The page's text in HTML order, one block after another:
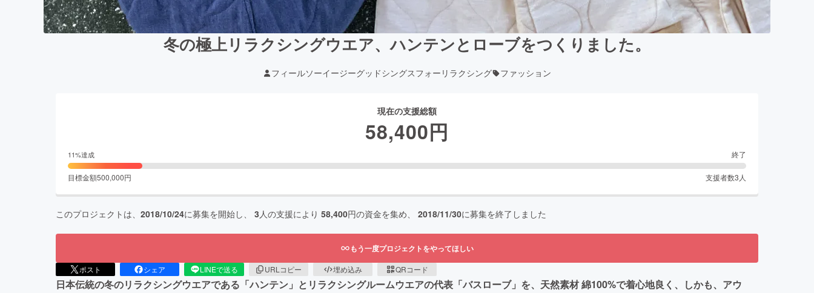
冬の極上リラクシングウエア、ハンテンとローブをつくりました。
フィールソーイージーグッドシングスフォーリラクシング ファッション
現在の支援総額
58,400円
11%達成 終了
目標金額500,000円 支援者数3 人
このプロジェクトは、 2018/10/24に募集を開始し、 3人の支援により 58,400円の資金を集め、 2018/11/30に募集を終了しました
もう一度プロジェクトをやってほしい
ポスト シェア LINEで送る URLコピー 埋め込み QRコード
日本伝統の冬のリラクシングウエアである「ハンテン」とリラクシングルームウエアの代表「バスローブ」を、天然素材 綿100%で着心地良く、しかも、アウ